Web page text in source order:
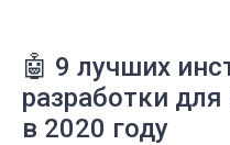
🤖 9 лучших
разработки
в 2020 году